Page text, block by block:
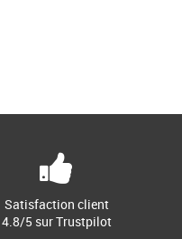
Satisfaction client
4.8/5 sur Trustpilot